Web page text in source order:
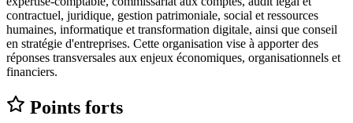
contractuel, juridique, gestion patrimoniale, social et ressources
humaines, informatique et transformation digitale, ainsi que conseil
en stratégie d'entreprises. Cette organisation vise à apporter des
réponses transversales aux enjeux économiques, organisationnels et
financiers.
Points forts